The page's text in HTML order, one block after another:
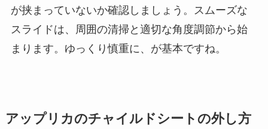
が挟まっていないか確認しましょう。スムーズな
スライドは、周囲の清掃と適切な角度調節から始
まります。ゆっくり慎重に、が基本ですね。
アップリカのチャイルドシートの外し方